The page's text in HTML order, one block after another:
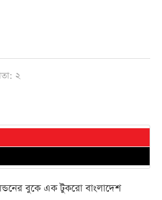
২
বুকে এক টুকরো বাংলাদেশ